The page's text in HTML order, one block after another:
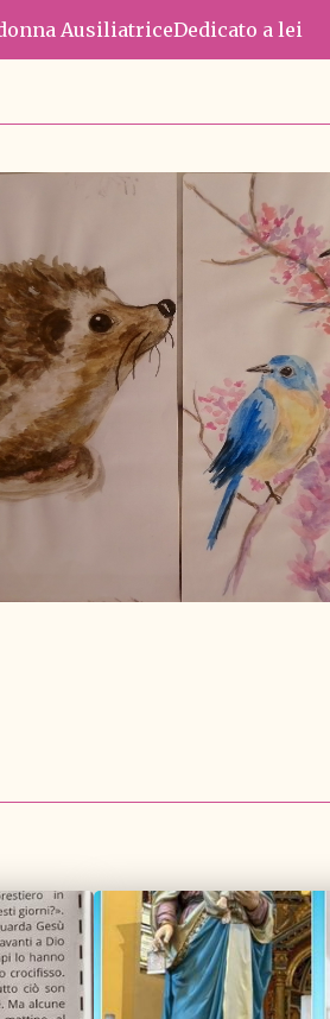
AusiliatriceDedicato a lei